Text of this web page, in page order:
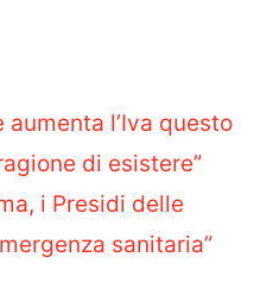
aumenta l’Iva questo
di esistere”
i Presidi delle
sanitaria”